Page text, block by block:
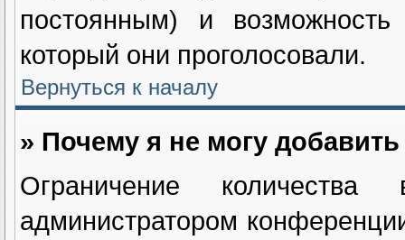
постоянным) и возможность
который они проголосовали.
Вернуться к началу
» Почему я не могу
Ограничение количества
администратором